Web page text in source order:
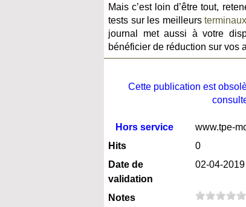
Mais c’est loin d’être tout,
tests sur les meilleurs
journal met aussi à votre
bénéficier de réduction sur vos
Cette publication est
Hors service
www.tpe-
Hits
0
Date de
validation
02-04-2019
Notes